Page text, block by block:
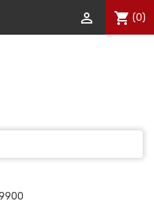
shopping_cart (0)
